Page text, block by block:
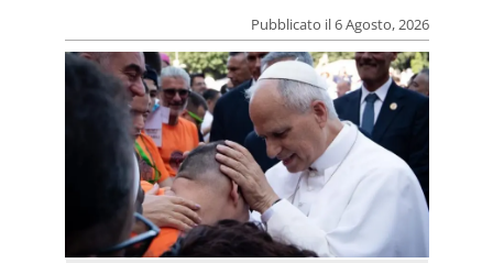
Pubblicato il 6 Agosto, 2026